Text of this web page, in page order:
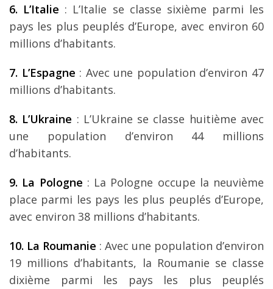
6. L’Italie : L’Italie se classe sixième parmi les
pays les plus peuplés d’Europe, avec environ 60
millions d’habitants.
7. L’Espagne : Avec une population d’environ 47
millions d’habitants.
8. L’Ukraine : L’Ukraine se classe huitième avec
une population d’environ 44 millions
d’habitants.
9. La Pologne : La Pologne occupe la neuvième
place parmi les pays les plus peuplés d’Europe,
avec environ 38 millions d’habitants.
10. La Roumanie : Avec une population d’environ
19 millions d’habitants, la Roumanie se classe
dixième parmi les pays les plus peuplés